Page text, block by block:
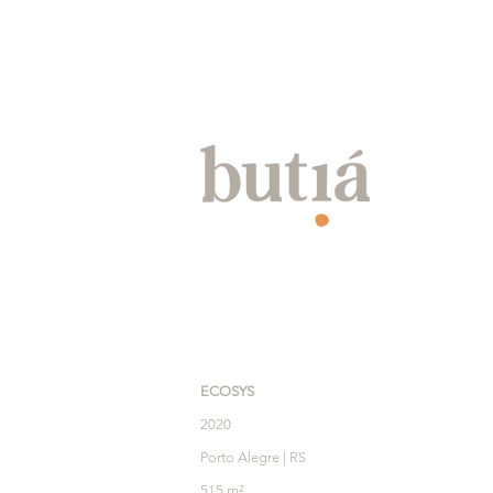
ECOSYS
2020
Porto Alegre | RS